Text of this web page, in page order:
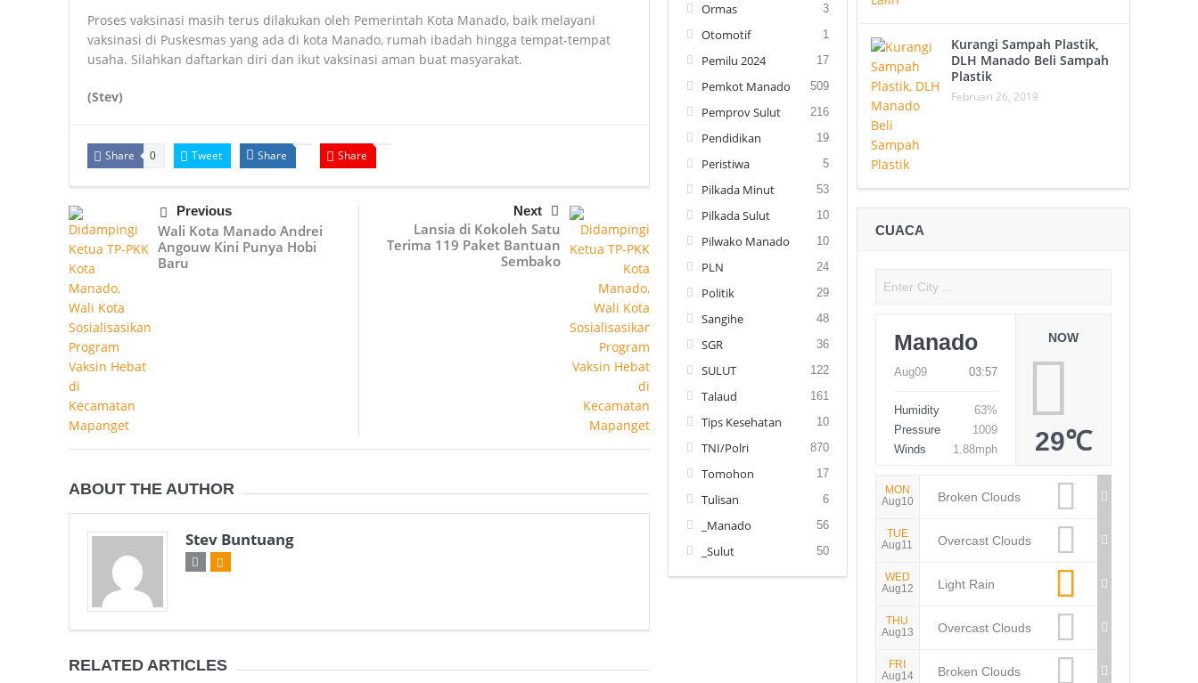
Proses vaksinasi masih terus dilakukan oleh Pemerintah Kota Manado, baik melayani
vaksinasi di Puskesmas yang ada di kota Manado, rumah ibadah hingga tempat-tempat
usaha. Silahkan daftarkan diri dan ikut vaksinasi aman buat masyarakat.
(Stev)
Share 0 Tweet Share Share
Previous
Wali Kota Manado Andrei
Angouw Kini Punya Hobi
Baru
Next
Lansia di Kokoleh Satu
Terima 119 Paket Bantuan
Sembako
ABOUT THE AUTHOR
Stev Buntuang
RELATED ARTICLES
Ormas 3
Otomotif 1
Pemilu 2024 17
Pemkot Manado 509
Pemprov Sulut 216
Pendidikan 19
Peristiwa 5
Pilkada Minut 53
Pilkada Sulut 10
Pilwako Manado 10
PLN 24
Politik 29
Sangihe 48
SGR 36
SULUT 122
Talaud 161
Tips Kesehatan 10
TNI/Polri 870
Tomohon 17
Tulisan 6
_Manado 56
_Sulut 50
Kurangi Sampah Plastik,
DLH Manado Beli Sampah
Plastik
Februari 26, 2019
CUACA
Manado
Aug09 03:57
Humidity
63%
Pressure
1009
Winds
1.88mph
NOW
29℃
MON
Aug10
Broken Clouds
TUE
Aug11
Overcast Clouds
WED
Aug12
Light Rain
THU
Aug13
Overcast Clouds
FRI
Aug14
Broken Clouds